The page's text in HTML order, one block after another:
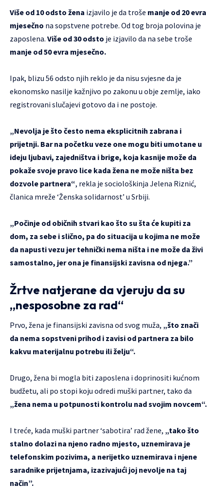
Više od 10 odsto žena izjavilo je da troše manje od 20 evra
mjesečno na sopstvene potrebe. Od tog broja polovina je
zaposlena. Više od 30 odsto je izjavilo da na sebe troše
manje od 50 evra mjesečno.
Ipak, blizu 56 odsto njih reklo je da nisu svjesne da je
ekonomsko nasilje kažnjivo po zakonu u obje zemlje, iako
registrovani slučajevi gotovo da i ne postoje.
„Nevolja je što često nema eksplicitnih zabrana i
prijetnji. Bar na početku veze one mogu biti umotane u
ideju ljubavi, zajedništva i brige, koja kasnije može da
pokaže svoje pravo lice kada žena ne može ništa bez
dozvole partnera“, rekla je sociološkinja Jelena Riznić,
članica mreže ‘Ženska solidarnost’ u Srbiji.
„Počinje od običnih stvari kao što su šta će kupiti za
dom, za sebe i slično, pa do situacija u kojima ne može
da napusti vezu jer tehnički nema ništa i ne može da živi
samostalno, jer ona je finansijski zavisna od njega.”
Žrtve natjerane da vjeruju da su
„nesposobne za rad“
Prvo, žena je finansijski zavisna od svog muža, „što znači
da nema sopstveni prihod i zavisi od partnera za bilo
kakvu materijalnu potrebu ili želju“.
Drugo, žena bi mogla biti zaposlena i doprinositi kućnom
budžetu, ali po stopi koju odredi muški partner, tako da
„žena nema u potpunosti kontrolu nad svojim novcem“.
I treće, kada muški partner ‘sabotira’ rad žene, „tako što
stalno dolazi na njeno radno mjesto, uznemirava je
telefonskim pozivima, a nerijetko uznemirava i njene
saradnike prijetnjama, izazivajući joj nevolje na taj
način”.